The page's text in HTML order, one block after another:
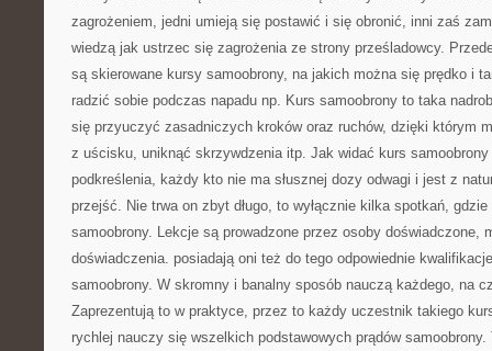
zagrożeniem, jedni umieją się postawić i się obronić, inni zaś
wiedzą jak ustrzec się zagrożenia ze strony prześladowcy.
są skierowane kursy samoobrony, na jakich można się prędko i
radzić sobie podczas napadu np. Kurs samoobrony to taka
się przyuczyć zasadniczych kroków oraz ruchów, dzięki którym
z uścisku, uniknąć skrzywdzenia itp. Jak widać kurs
podkreślenia, każdy kto nie ma słusznej dozy odwagi i jest z
przejść. Nie trwa on zbyt długo, to wyłącznie kilka spotkań,
samoobrony. Lekcje są prowadzone przez osoby doświadczone,
doświadczenia. posiadają oni też do tego odpowiednie
samoobrony. W skromny i banalny sposób nauczą każdego, na
Zaprezentują to w praktyce, przez to każdy uczestnik takiego
rychlej nauczy się wszelkich podstawowych prądów